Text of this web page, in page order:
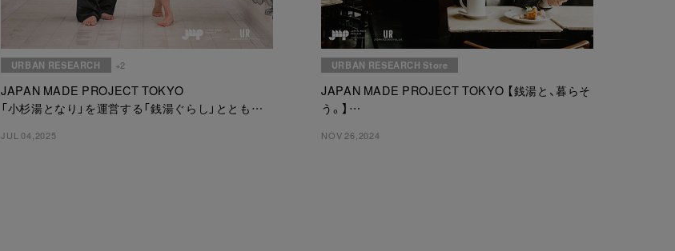
URBAN RESEARCH +2
JAPAN MADE PROJECT TOKYO
「小杉湯となり」を運営する「銭湯ぐらし」とともに
ラボレーションアイテムが7月4日(金)より登場
JUL 04,2025
URBAN RESEARCH Store
JAPAN MADE PROJECT TOKYO 【銭湯と、暮らそ
う。】
ボレーション商品が11月29日(金) 発売
NOV 26,2024